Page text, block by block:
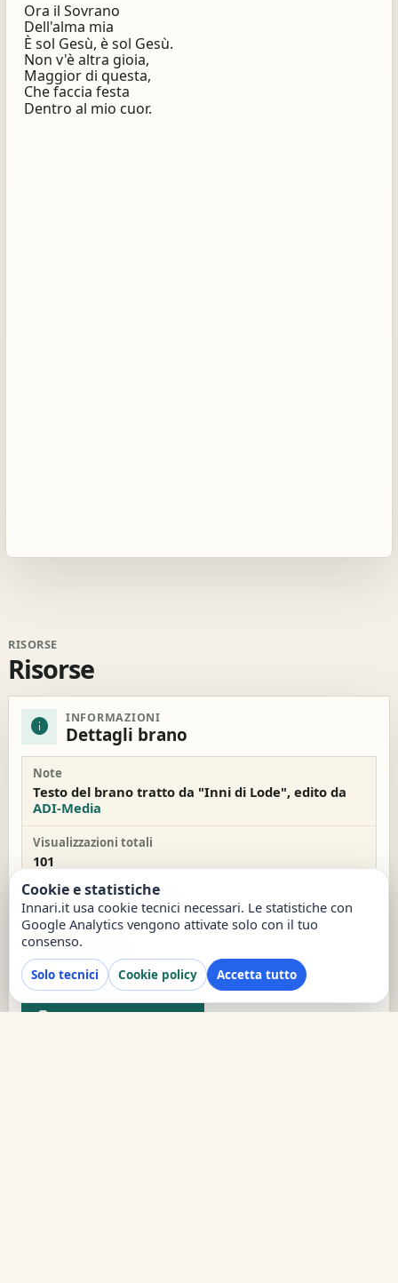
Ora il Sovrano
Dell'alma mia
È sol Gesù, è sol Gesù.
Non v'è altra gioia,
Maggior di questa,
Che faccia festa
Dentro al mio cuor.
RISORSE
Risorse
info INFORMAZIONI
Dettagli brano
Note
Testo del brano tratto da "Inni di Lode", edito da
ADI-Media
Visualizzazioni totali
101
Visualizzazioni settimana
5
Data inserimento
15/12/2023
reportSegnala un problema
Cookie e statistiche
Innari.it usa cookie tecnici necessari. Le statistiche con
Google Analytics vengono attivate solo con il tuo
consenso.
Solo tecnici Cookie policy Accetta tutto